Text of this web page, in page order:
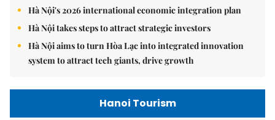
Hà Nội's 2026 international economic integration plan
Hà Nội takes steps to attract strategic investors
Hà Nội aims to turn Hòa Lạc into integrated innovation
system to attract tech giants, drive growth
Hanoi Tourism